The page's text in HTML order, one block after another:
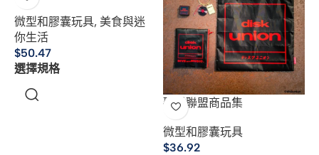
微型和膠囊玩具, 美食與迷
你生活
$50.47
選擇規格
磁碟聯盟商品集
微型和膠囊玩具
$36.92